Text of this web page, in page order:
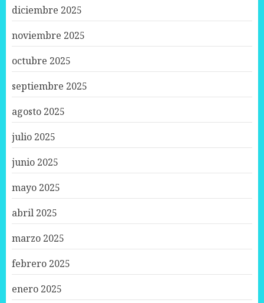
diciembre 2025
noviembre 2025
octubre 2025
septiembre 2025
agosto 2025
julio 2025
junio 2025
mayo 2025
abril 2025
marzo 2025
febrero 2025
enero 2025